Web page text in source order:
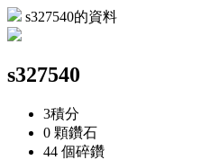
s327540的資料
s327540
3積分
0 顆鑽石
44 個碎鑽